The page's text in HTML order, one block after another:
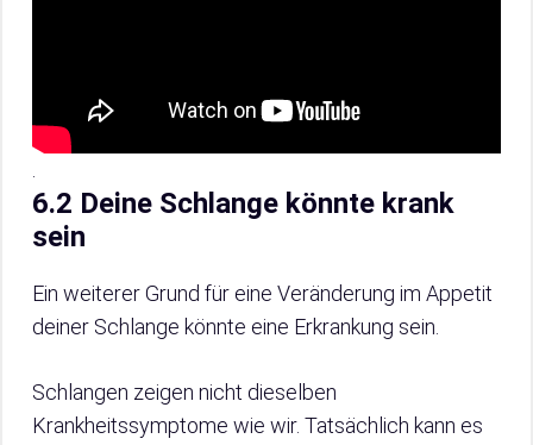
6.2 Deine Schlange könnte krank
sein
Ein weiterer Grund für eine Veränderung im Appetit
deiner Schlange könnte eine Erkrankung sein.
Schlangen zeigen nicht dieselben
Krankheitssymptome wie wir. Tatsächlich kann es